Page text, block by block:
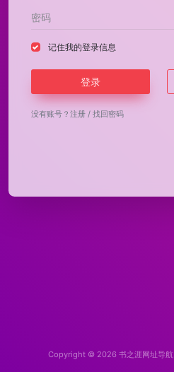
记住我的登录信息
登录
没有账号？ 注册 / 找回密码
Copyright © 2026 书之涯网址导航